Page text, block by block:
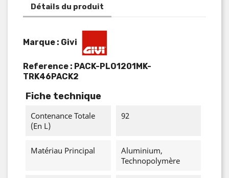
Détails du produit
Marque : Givi
Reference : PACK-PLO1201MK-
TRK46PACK2
Fiche technique
Contenance Totale
(en L)
92
Matériau Principal
Aluminium,
Technopolymère